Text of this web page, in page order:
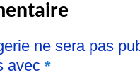
ne sera pas
avec *